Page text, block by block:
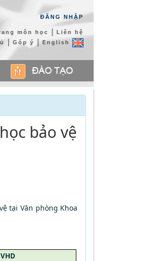
ĐĂNG NHẬP
môn học | Liên hệ
| Góp ý |English
bảo vệ
tại Văn phòng Khoa